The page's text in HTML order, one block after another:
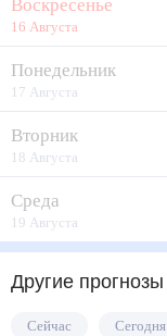
Воскресенье
16 Августа
Понедельник
17 Августа
Вторник
18 Августа
Среда
19 Августа
Другие прогнозы
Сейчас Сегодня